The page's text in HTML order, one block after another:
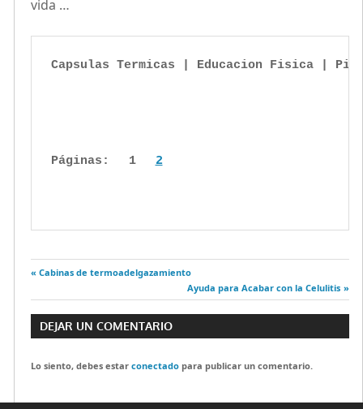
vida …
Capsulas Termicas | Educacion Fisica |
Páginas: 1 2
Navegación
de
entradas
Entrada
Cabinas de termoadelgazamiento
Entrada
siguiente:
Ayuda para Acabar con la Celulitis
DEJAR UN COMENTARIO
Lo siento, debes estar conectadopara publicar un comentario.